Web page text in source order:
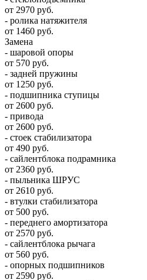
от 2970 руб.
- ролика натяжителя
от 1460 руб.
Замена
- шаровой опоры
от 570 руб.
- задней пружины
от 1250 руб.
- подшипника ступицы
от 2600 руб.
- привода
от 2600 руб.
- стоек стабилизатора
от 490 руб.
- сайлентблока подрамника
от 2360 руб.
- пыльника ШРУС
от 2610 руб.
- втулки стабилизатора
от 500 руб.
- переднего амортизатора
от 2570 руб.
- сайлентблока рычага
от 560 руб.
- опорных подшипников
от 2590 руб.